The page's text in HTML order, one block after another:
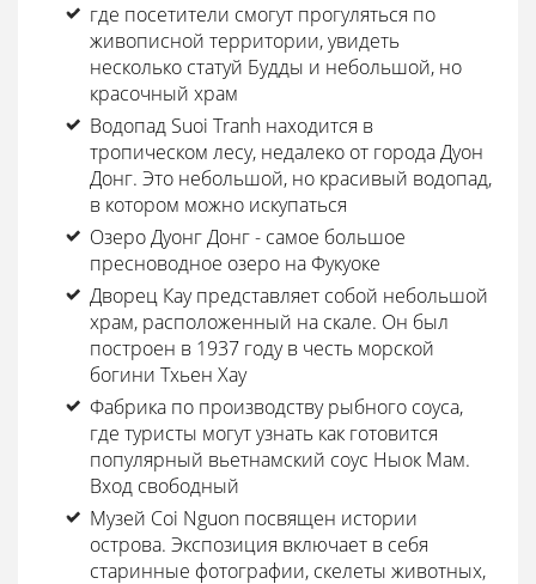
где посетители смогут прогуляться по
живописной территории, увидеть
несколько статуй Будды и небольшой, но
красочный храм
Водопад Suoi Tranh находится в
тропическом лесу, недалеко от города Дуон
Донг. Это небольшой, но красивый водопад,
в котором можно искупаться
Озеро Дуонг Донг - самое большое
пресноводное озеро на Фукуоке
Дворец Кау представляет собой небольшой
храм, расположенный на скале. Он был
построен в 1937 году в честь морской
богини Тхьен Хау
Фабрика по производству рыбного соуса,
где туристы могут узнать как готовится
популярный вьетнамский соус Ныок Мам.
Вход свободный
Музей Coi Nguon посвящен истории
острова. Экспозиция включает в себя
старинные фотографии, скелеты животных,